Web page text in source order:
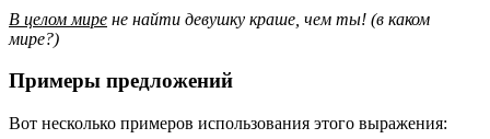
В целом мире не найти девушку краше, чем ты! (в каком
мире?)
Примеры предложений
Вот несколько примеров использования этого выражения: